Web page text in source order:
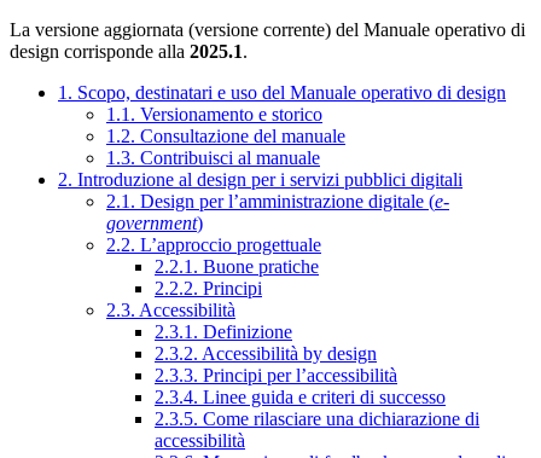
La versione aggiornata (versione corrente) del Manuale operativo di
design corrisponde alla 2025.1.
1. Scopo, destinatari e uso del Manuale operativo di design
1.1. Versionamento e storico
1.2. Consultazione del manuale
1.3. Contribuisci al manuale
2. Introduzione al design per i servizi pubblici digitali
2.1. Design per l’amministrazione digitale (e-
government)
2.2. L’approccio progettuale
2.2.1. Buone pratiche
2.2.2. Principi
2.3. Accessibilità
2.3.1. Definizione
2.3.2. Accessibilità by design
2.3.3. Principi per l’accessibilità
2.3.4. Linee guida e criteri di successo
2.3.5. Come rilasciare una dichiarazione di
accessibilità